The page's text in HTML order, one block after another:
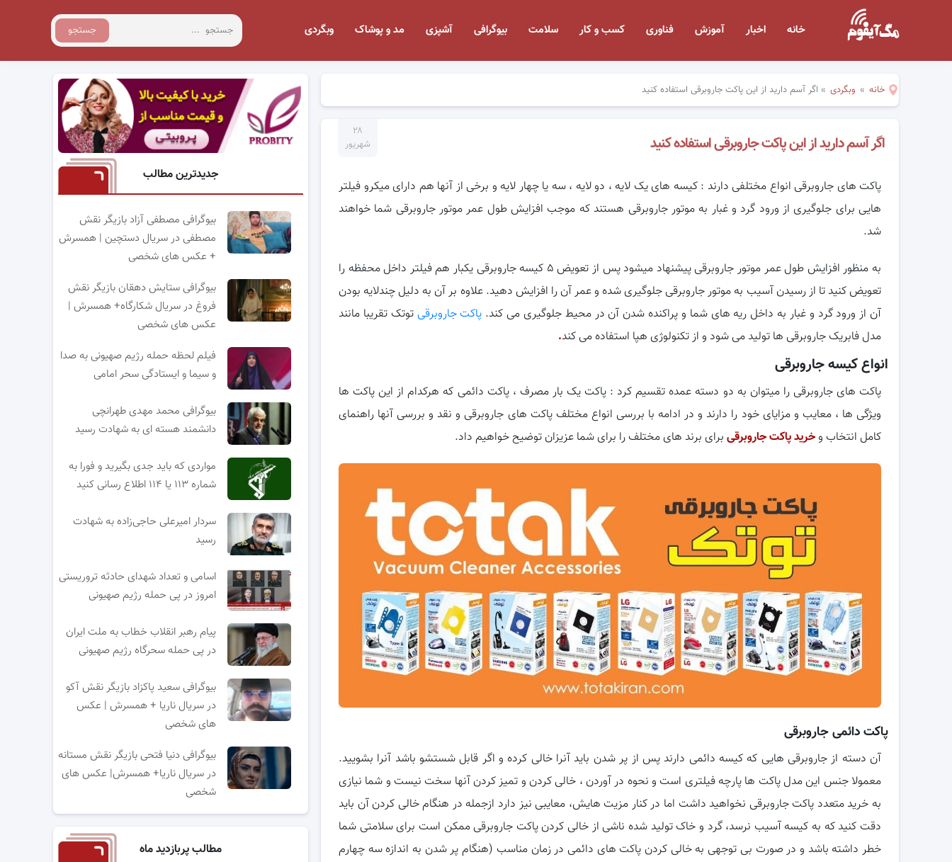
جستجو خانه اخبار آموزش فناوری کسب و کار سلامت بیوگرافی آشپزی مد و پوشاک وبگردی
خانه » وبگردی » اگر آسم دارید از این پاکت جاروبرقی استفاده کنید
۲۸
شهریور
اگر آسم دارید از این پاکت جاروبرقی استفاده کنید
پاکت های جاروبرقی انواع مختلفی دارند : کیسه های یک لایه ، دو لایه ، سه یا چهار لایه و برخی از آنها هم دارای میکرو فیلتر
هایی برای جلوگیری از ورود گرد و غبار به موتور جاروبرقی هستند که موجب افزایش طول عمر موتور جاروبرقی شما خواهند
شد.
به منظور افزایش طول عمر موتور جاروبرقی پیشنهاد میشود پس از تعویض ۵ کیسه جاروبرقی یکبار هم فیلتر داخل محفظه را
تعویض کنید تا از رسیدن آسیب به موتور جاروبرقی جلوگیری شده و عمر آن را افزایش دهید. علاوه بر آن به دلیل چندلایه بودن
آن از ورود گرد و غبار به داخل ریه های شما و پراکنده شدن آن در محیط جلوگیری می کند. پاکت جاروبرقی توتک تقریبا مانند
مدل فابریک جاروبرقی ها تولید می شود و از تکنولوژی هپا استفاده می کند.
انواع کیسه جاروبرقی
پاکت های جاروبرقی را میتوان به دو دسته عمده تقسیم کرد : پاکت یک بار مصرف ، پاکت دائمی که هرکدام از این پاکت ها
ویژگی ها ، معایب و مزایای خود را دارند و در ادامه با بررسی انواع مختلف پاکت های جاروبرقی و نقد و بررسی آنها راهنمای
کامل انتخاب و خرید پاکت جاروبرقی برای برند های مختلف را برای شما عزیزان توضیح خواهیم داد.
پاکت دائمی جاروبرقی
آن دسته از جاروبرقی هایی که کیسه دائمی دارند پس از پر شدن باید آنرا خالی کرده و اگر قابل شستشو باشد آنرا بشویید.
معمولا جنس این مدل پاکت ها پارچه فیلتری است و نحوه در آوردن ، خالی کردن و تمیز کردن آنها سخت نیست و شما نیازی
به خرید متعدد پاکت جاروبرقی نخواهید داشت اما در کنار مزیت هایش، معایبی نیز دارد ازجمله در هنگام خالی کردن آن باید
دقت کنید که به کیسه آسیب نرسد، گرد و خاک تولید شده ناشی از خالی کردن پاکت جاروبرقی ممکن است برای سلامتی شما
خطر داشته باشد و در صورت بی توجهی به خالی کردن پاکت های دائمی در زمان مناسب (هنگام پر شدن به اندازه سه چهارم
جدیدترین مطالب
بیوگرافی مصطفی آزاد بازیگر نقش
مصطفی در سریال دستچین | همسرش
+ عکس های شخصی
بیوگرافی ستایش دهقان بازیگر نقش
فروغ در سریال شکارگاه+ همسرش |
عکس های شخصی
فیلم لحظه حمله رژیم صهیونی به صدا
و سیما و ایستادگی سحر امامی
بیوگرافی محمد مهدی طهرانچی
دانشمند هسته ای به شهادت رسید
مواردی که باید جدی بگیرید و فورا به
شماره ۱۱۳ یا ۱۱۴ اطلاع رسانی کنید
سردار امیرعلی حاجی‌زاده به شهادت
رسید
اسامی و تعداد شهدای حادثه تروریستی
امروز در پی حمله رژیم صهیونی
پیام رهبر انقلاب خطاب به ملت ایران
در پی حمله سحرگاه رژیم صهیونی
بیوگرافی سعید پاکزاد بازیگر نقش آکو
در سریال ناریا + همسرش | عکس
های شخصی
بیوگرافی دنیا فتحی بازیگر نقش مستانه
در سریال ناریا+ همسرش| عکس های
شخصی
مطالب پربازدید ماه